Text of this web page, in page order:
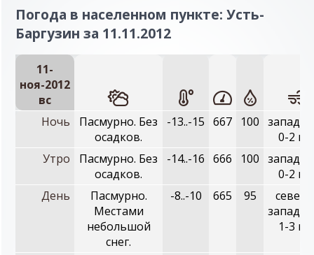
Погода в населенном пункте: Усть-
Баргузин за 11.11.2012
11-
ноя-2012
вc
Ночь
Пасмурно. Без
осадков.
-13..-15 667 100
0-2 м/
Утро
Пасмурно. Без
осадков.
-14..-16 666 100
0-2 м/
День
Пасмурно.
Местами
небольшой
снег.
-8..-10 665 95
1-3 м/